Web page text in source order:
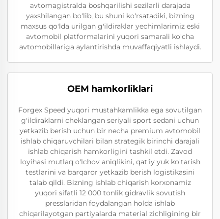
avtomagistralda boshqarilishi sezilarli darajada
yaxshilangan bo'lib, bu shuni ko'rsatadiki, bizning
maxsus qo'lda urilgan g'ildiraklar yechimlarimiz eski
avtomobil platformalarini yuqori samarali ko'cha
avtomobillariga aylantirishda muvaffaqiyatli ishlaydi.
OEM hamkorliklari
Forgex Speed yuqori mustahkamlikka ega sovutilgan
g'ildiraklarni cheklangan seriyali sport sedani uchun
yetkazib berish uchun bir necha premium avtomobil
ishlab chiqaruvchilari bilan strategik birinchi darajali
ishlab chiqarish hamkorligini tashkil etdi. Zavod
loyihasi mutlaq o'lchov aniqlikini, qat'iy yuk ko'tarish
testlarini va barqaror yetkazib berish logistikasini
talab qildi. Bizning ishlab chiqarish korxonamiz
yuqori sifatli 12 000 tonlik gidravlik sovutish
presslaridan foydalangan holda ishlab
chiqarilayotgan partiyalarda material zichligining bir